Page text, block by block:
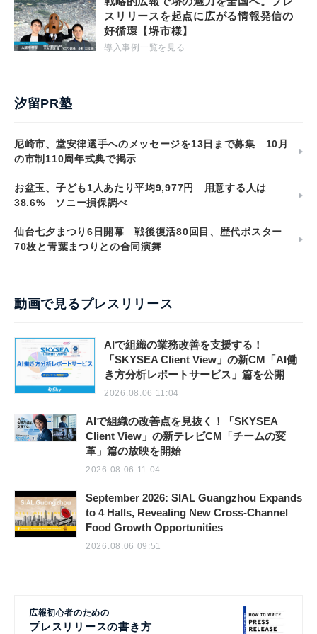
スリリースを起点に広がる情報発信の
好循環【堺市様】
導入事例一覧を見る
汐留PR塾
尼崎市、堂安律選手へのメッセージを13日まで募集 10月
の市制110周年式典で掲示
お盆玉、子ども1人あたり平均9,977円 用意する人は
38.6% ソニー損保調べ
仙台七夕まつり6日開幕 戦後復活80回目、歴代ポスター
70枚と青葉まつりとの合同演舞
動画で見るプレスリリース
AIで組織の業務改善を支援する！
「SKYSEA Client View」の新CM「AI働
き方分析レポートサービス」篇を公開
2026.08.06 11:04
AIで組織の改善点を見抜く！「SKYSEA
Client View」の新テレビCM「チームの変
革」篇の放映を開始
2026.08.06 11:04
September 2026: SIAL Guangzhou Expands
to 4 Halls, Revealing New Cross-Channel
Food Growth Opportunities
2026.08.06 09:51
広報初心者のための
プレスリリースの書き方